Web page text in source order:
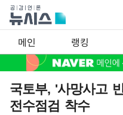
메인 랭킹
국토부, '사망사고
전수점검 착수